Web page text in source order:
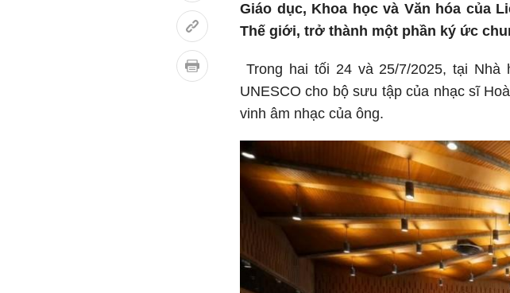
Giáo dục, Khoa học và Văn hóa của
Thế giới, trở thành một phần ký ức
Trong hai tối 24 và 25/7/2025, tại
UNESCO cho bộ sưu tập của nhạc sĩ
vinh âm nhạc của ông.